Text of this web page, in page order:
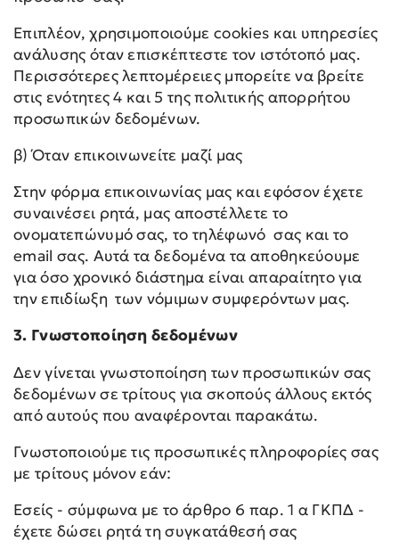
Επιπλέον, χρησιμοποιούμε cookies και υπηρεσίες
ανάλυσης όταν επισκέπτεστε τον ιστότοπό μας.
Περισσότερες λεπτομέρειες μπορείτε να βρείτε
στις ενότητες 4 και 5 της πολιτικής απορρήτου
προσωπικών δεδομένων.
β) Όταν επικοινωνείτε μαζί μας
Στην φόρμα επικοινωνίας μας και εφόσον έχετε
συναινέσει ρητά, μας αποστέλλετε το
ονοματεπώνυμό σας, το τηλέφωνό σας και το
email σας. Αυτά τα δεδομένα τα αποθηκεύουμε
για όσο χρονικό διάστημα είναι απαραίτητο για
την επιδίωξη των νόμιμων συμφερόντων μας.
3. Γνωστοποίηση δεδομένων
Δεν γίνεται γνωστοποίηση των προσωπικών σας
δεδομένων σε τρίτους για σκοπούς άλλους εκτός
από αυτούς που αναφέρονται παρακάτω.
Γνωστοποιούμε τις προσωπικές πληροφορίες σας
με τρίτους μόνον εάν:
Εσείς - σύμφωνα με το άρθρο 6 παρ. 1 α ΓΚΠΔ -
έχετε δώσει ρητά τη συγκατάθεσή σας